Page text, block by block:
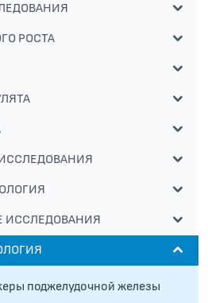
РОСТА
ИССЛЕДОВАНИЯ
поджелудочной железы